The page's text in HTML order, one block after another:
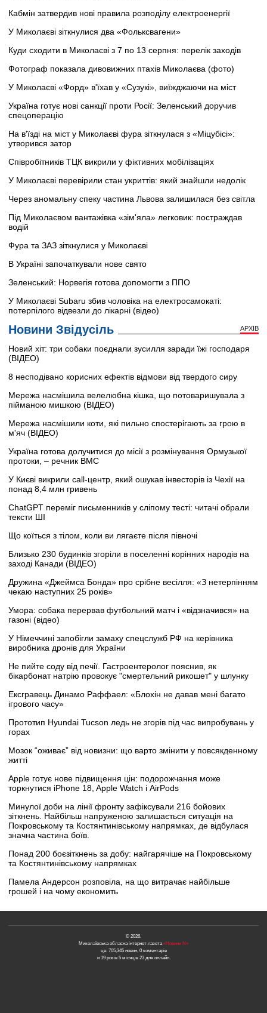
Кабмін затвердив нові правила розподілу електроенергії
У Миколаєві зіткнулися два «Фольксвагени»
Куди сходити в Миколаєві з 7 по 13 серпня: перелік заходів
Фотограф показала дивовижних птахів Миколаєва (фото)
У Миколаєві «Форд» в'їхав у «Сузукі», виїжджаючи на міст
Україна готує нові санкції проти Росії: Зеленський доручив
спецоперацію
На в'їзді на міст у Миколаєві фура зіткнулася з «Міцубісі»:
утворився затор
Співробітників ТЦК викрили у фіктивних мобілізаціях
У Миколаєві перевірили стан укриттів: який знайшли недолік
Через аномальну спеку частина Львова залишилася без світла
Під Миколаєвом вантажівка «зім'яла» легковик: постраждав
водій
Фура та ЗАЗ зіткнулися у Миколаєві
В Україні започаткували нове свято
Зеленський: Норвегія готова допомогти з ППО
У Миколаєві Subaru збив чоловіка на електросамокаті:
потерпілого відвезли до лікарні (відео)
Новини Звідусіль АРХІВ
Новий хіт: три собаки поєднали зусилля заради їжі господаря
(ВІДЕО)
8 несподівано корисних ефектів відмови від твердого сиру
Мережа насмішила велелюбна кішка, що потоваришувала з
пійманою мишкою (ВІДЕО)
Мережа насмішили коти, які пильно спостерігають за грою в
м'яч (ВІДЕО)
Україна готова долучитися до місії з розмінування Ормузької
протоки, – речник ВМС
У Києві викрили call-центр, який ошукав інвесторів із Чехії на
понад 8,4 млн гривень
ChatGPT переміг письменників у сліпому тесті: читачі обрали
тексти ШІ
Що коїться з тілом, коли ви лягаєте після півночі
Близько 230 будинків згоріли в поселенні корінних народів на
заході Канади (ВІДЕО)
Дружина «Джеймса Бонда» про срібне весілля: «З нетерпінням
чекаю наступних 25 років»
Умора: собака перервав футбольний матч і «відзначився» на
газоні (відео)
У Німеччині запобігли замаху спецслужб РФ на керівника
виробника дронів для України
Не пийте соду від печії. Гастроентеролог пояснив, як
бікарбонат натрію провокує "смертельний рикошет" у шлунку
Ексгравець Динамо Раффаел: «Блохін не давав мені багато
ігрового часу»
Прототип Hyundai Tucson ледь не згорів під час випробувань у
горах
Мозок “оживає” від новизни: що варто змінити у повсякденному
житті
Apple готує нове підвищення цін: подорожчання може
торкнутися iPhone 18, Apple Watch і AirPods
Минулої доби на лінії фронту зафіксували 216 бойових
зіткнень. Найбільш напруженою залишається ситуація на
Покровському та Костянтинівському напрямках, де відбулася
значна частина боїв.
Понад 200 боєзіткнень за добу: найгарячіше на Покровському
та Костянтинівському напрямках
Памела Андерсон розповіла, на що витрачає найбільше
грошей і на чому економить
© 2026.
Миколаївська обласна інтернет-газета «Новини N»
це: 705,345 новин, 0 коментарів
и 19 років 5 місяців 23 дня онлайн.